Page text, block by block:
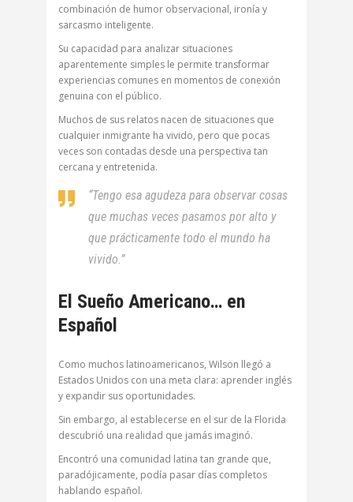
combinación de humor observacional, ironía y
sarcasmo inteligente.
Su capacidad para analizar situaciones
aparentemente simples le permite transformar
experiencias comunes en momentos de conexión
genuina con el público.
Muchos de sus relatos nacen de situaciones que
cualquier inmigrante ha vivido, pero que pocas
veces son contadas desde una perspectiva tan
cercana y entretenida.
“Tengo esa agudeza para observar cosas
que muchas veces pasamos por alto y
que prácticamente todo el mundo ha
vivido.”
El Sueño Americano… en
Español
Como muchos latinoamericanos, Wilson llegó a
Estados Unidos con una meta clara: aprender inglés
y expandir sus oportunidades.
Sin embargo, al establecerse en el sur de la Florida
descubrió una realidad que jamás imaginó.
Encontró una comunidad latina tan grande que,
paradójicamente, podía pasar días completos
hablando español.